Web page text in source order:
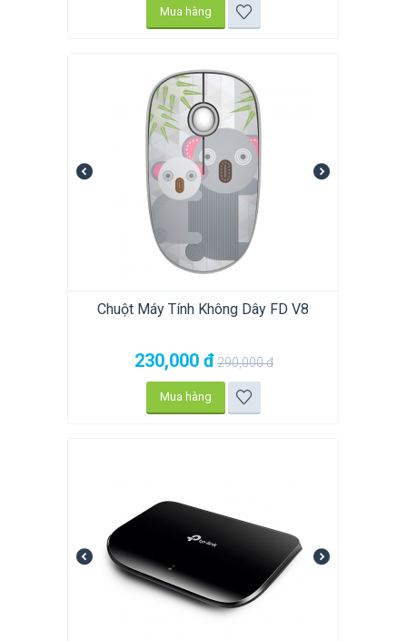
Mua hàng
Chuột Máy Tính Không Dây FD V8
230,000 đ290,000đ
Mua hàng